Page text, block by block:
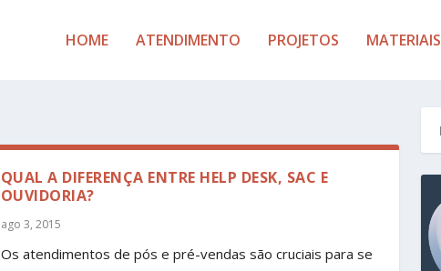
HOME ATENDIMENTO PROJETOS MATERIAIS
QUAL A DIFERENÇA ENTRE HELP DESK, SAC E
OUVIDORIA?
ago 3, 2015
Os atendimentos de pós e pré-vendas são cruciais para se